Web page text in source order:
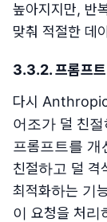
높아지지만, 반
맞춰 적절한 데
3.3.2. 프롬프
다시
어조가 덜 친
프롬프트를 개
친절하고 덜 격
최적화하는 기
이 요청을 처리